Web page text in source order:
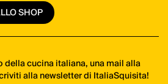
SHOP
della cucina italiana, una mail alla
alla newsletter di ItaliaSquisita!